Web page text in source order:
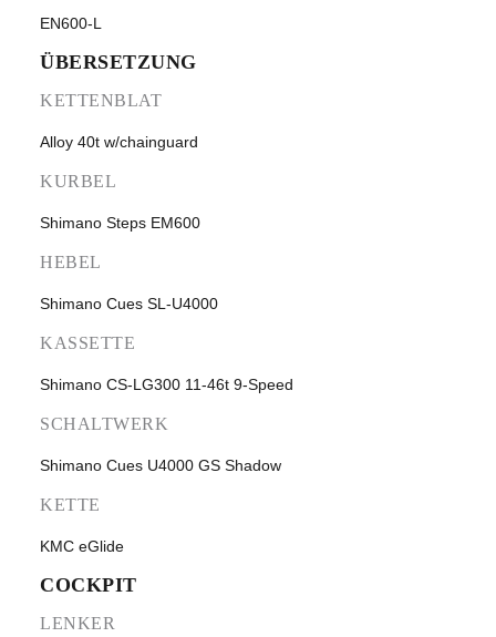
EN600-L
ÜBERSETZUNG
KETTENBLAT
Alloy 40t w/chainguard
KURBEL
Shimano Steps EM600
HEBEL
Shimano Cues SL-U4000
KASSETTE
Shimano CS-LG300 11-46t 9-Speed
SCHALTWERK
Shimano Cues U4000 GS Shadow
KETTE
KMC eGlide
COCKPIT
LENKER